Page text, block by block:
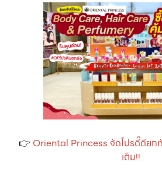
👉 Oriental Princess จัดโปรดี๊ดีย
เต็ม!!